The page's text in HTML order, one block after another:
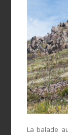
La balade